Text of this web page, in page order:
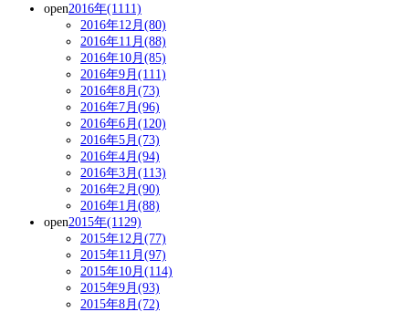
open2016年(1111)
2016年12月(80)
2016年11月(88)
2016年10月(85)
2016年9月(111)
2016年8月(73)
2016年7月(96)
2016年6月(120)
2016年5月(73)
2016年4月(94)
2016年3月(113)
2016年2月(90)
2016年1月(88)
open2015年(1129)
2015年12月(77)
2015年11月(97)
2015年10月(114)
2015年9月(93)
2015年8月(72)